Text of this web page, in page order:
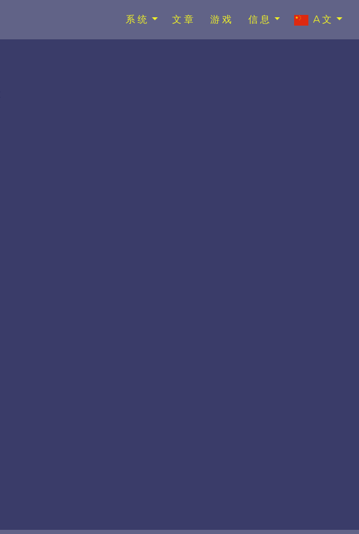
系统 文章 游戏 信息 A文